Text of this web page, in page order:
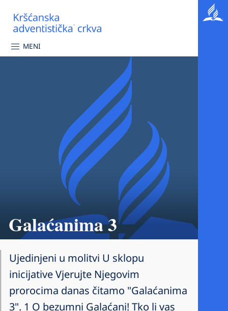
MENI
Galaćanima 3
Ujedinjeni u molitvi U sklopu
inicijative Vjerujte Njegovim
prorocima danas čitamo "Galaćanima
3". 1 O bezumni Galaćani! Tko li vas